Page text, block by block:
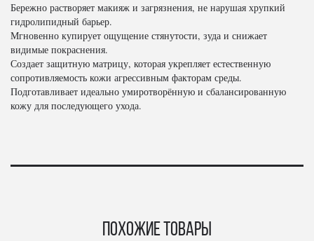
Бережно растворяет макияж и загрязнения, не нарушая хрупкий
гидролипидный барьер.
Мгновенно купирует ощущение стянутости, зуда и снижает
видимые покраснения.
Создает защитную матрицу, которая укрепляет естественную
сопротивляемость кожи агрессивным факторам среды.
Подготавливает идеально умиротворённую и сбалансированную
кожу для последующего ухода.
Похожие товары